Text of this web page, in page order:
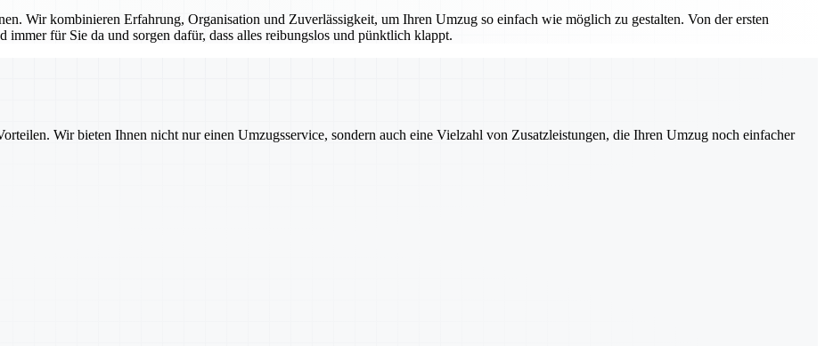
Wir kombinieren Erfahrung, Organisation und Zuverlässigkeit, um Ihren Umzug so einfach wie möglich zu gestalten. Von der ersten
für Sie da und sorgen dafür, dass alles reibungslos und pünktlich klappt.
Wir bieten Ihnen nicht nur einen Umzugsservice, sondern auch eine Vielzahl von Zusatzleistungen, die Ihren Umzug noch einfacher